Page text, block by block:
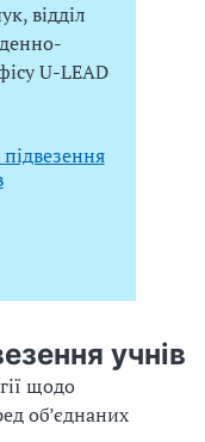
відділ
U-LEAD
учнів
щодо
об’єднаних